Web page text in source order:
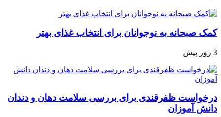
کمک صبحانه به نوجوانان برای انتخاب غذای بهتر
3 روز پیش
درخواست ظفرقندی برای بررسی سلامت دهان و دندان
دانش آموزان